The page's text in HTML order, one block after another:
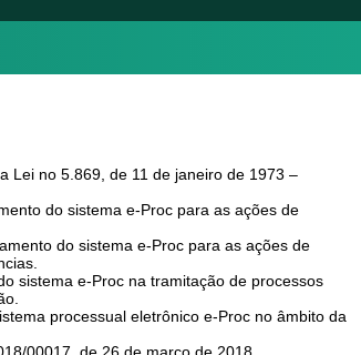
de janeiro de 1973 – Código de Processo Civil; e dá
Proc para as ações de competência dos Juizados
tramitação de processos judiciais, comunicação de
e-Proc no âmbito da Justiça Federal da 2ª
março de 2018.
Lei no 5.869, de 11 de janeiro de 1973 –
do sistema e-Proc para as ações de
do sistema e-Proc para as ações de
sistema e-Proc na tramitação de processos
processual eletrônico e-Proc no âmbito da